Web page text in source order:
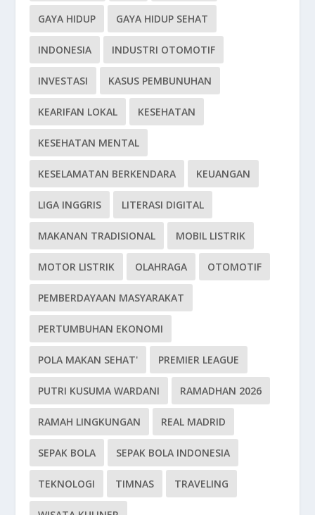
GAYA HIDUP GAYA HIDUP SEHAT
INDONESIA INDUSTRI OTOMOTIF
INVESTASI KASUS PEMBUNUHAN
KEARIFAN LOKAL KESEHATAN
KESEHATAN MENTAL
KESELAMATAN BERKENDARA KEUANGAN
LIGA INGGRIS LITERASI DIGITAL
MAKANAN TRADISIONAL MOBIL LISTRIK
MOTOR LISTRIK OLAHRAGA OTOMOTIF
PEMBERDAYAAN MASYARAKAT
PERTUMBUHAN EKONOMI
POLA MAKAN SEHAT' PREMIER LEAGUE
PUTRI KUSUMA WARDANI RAMADHAN 2026
RAMAH LINGKUNGAN REAL MADRID
SEPAK BOLA SEPAK BOLA INDONESIA
TEKNOLOGI TIMNAS TRAVELING